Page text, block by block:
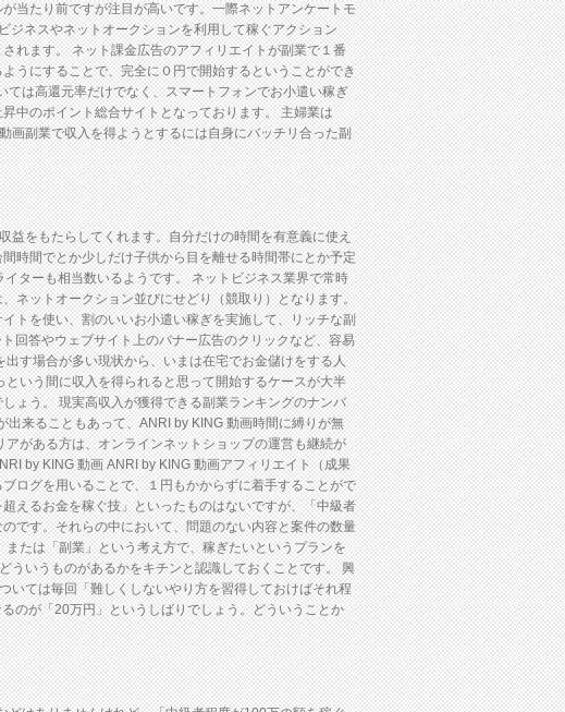
当たり前ですが注目が高いです。一際ネットアンケートモ
ジネスやネットオークションを利用して稼ぐアクション
れます。 ネット課金広告のアフィリエイトが副業で１番
うにすることで、完全に０円で開始するということができ
は高還元率だけでなく、スマートフォンでお小遣い稼ぎ
中のポイント総合サイトとなっております。 主婦業は
画副業で収入を得ようとするには自身にバッチリ合った副
益をもたらしてくれます。自分だけの時間を有意義に使え
時間でとか少しだけ子供から目を離せる時間帯にとか予定
ターも相当数いるようです。 ネットビジネス業界で常時
ネットオークション並びにせどり（競取り）となります。
トを使い、割のいいお小遣い稼ぎを実施して、リッチな副
回答やウェブサイト上のバナー広告のクリックなど、容易
す場合が多い現状から、いまは在宅でお金儲けをする人
いう間に収入を得られると思って開始するケースが大半
ょう。 現実高収入が獲得できる副業ランキングのナンバ
来ることもあって、ANRI by KING 動画時間に縛りが無
がある方は、オンラインネットショップの運営も継続が
by KING 動画 ANRI by KING 動画アフィリエイト（成果
ログを用いることで、１円もかからずに着手することがで
えるお金を稼ぐ技」といったものはないですが、「中級者
です。それらの中において、問題のない内容と案件の数量
たは「副業」という考え方で、稼ぎたいというプランを
ういうものがあるかをキチンと認識しておくことです。 興
いては毎回「難しくしないやり方を習得しておけばそれ程
のが「20万円」というしばりでしょう。どういうことか